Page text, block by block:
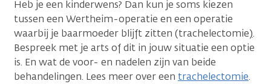
Heb je een kinderwens? Dan kun je soms kiezen
tussen een Wertheim-operatie en een operatie
waarbij je baarmoeder blijft zitten (trachelectomie).
Bespreek met je arts of dit in jouw situatie een optie
is. En wat de voor- en nadelen zijn van beide
behandelingen. Lees meer over een trachelectomie.